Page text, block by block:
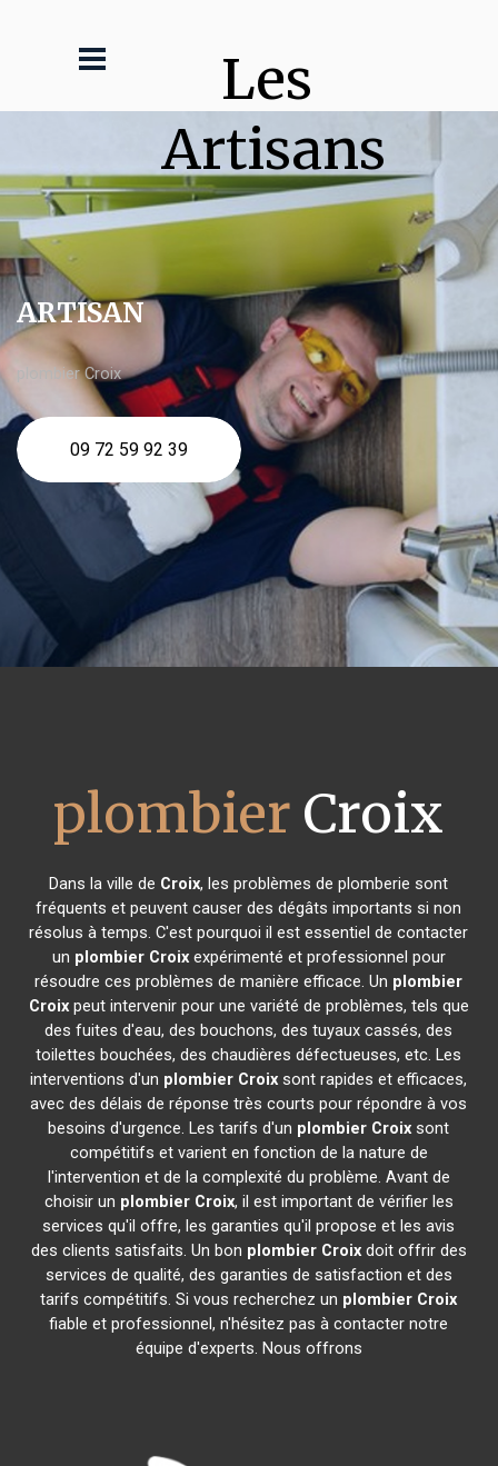
Les
Artisans
ARTISAN
plombier Croix
09 72 59 92 39
plombier Croix
Dans la ville de Croix, les problèmes de plomberie sont
fréquents et peuvent causer des dégâts importants si non
résolus à temps. C'est pourquoi il est essentiel de contacter
un plombier Croixexpérimenté et professionnel pour
résoudre ces problèmes de manière efficace. Un plombier
Croixpeut intervenir pour une variété de problèmes, tels que
des fuites d'eau, des bouchons, des tuyaux cassés, des
toilettes bouchées, des chaudières défectueuses, etc. Les
interventions d'un plombier Croix sont rapides et efficaces,
avec des délais de réponse très courts pour répondre à vos
besoins d'urgence. Les tarifs d'un plombier Croix sont
compétitifs et varient en fonction de la nature de
l'intervention et de la complexité du problème. Avant de
choisir un plombier Croix, il est important de vérifier les
services qu'il offre, les garanties qu'il propose et les avis
des clients satisfaits. Un bon plombier Croixdoit offrir des
services de qualité, des garanties de satisfaction et des
tarifs compétitifs. Si vous recherchez un plombier Croix
fiable et professionnel, n'hésitez pas à contacter notre
équipe d'experts. Nous offrons